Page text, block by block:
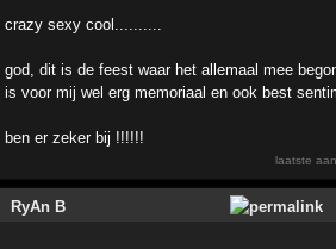
crazy sexy cool..........
god, dit is de feest waar het allemaal mee
is voor mij wel erg memoriaal en ook best
ben er zeker bij !!!!!!
laatste
RyAn B